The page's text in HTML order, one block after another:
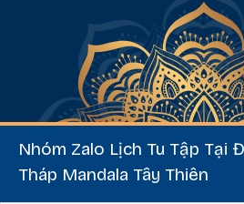
Nhóm Zalo Lịch Tu Tập Tại
Tháp Mandala Tây Thiên